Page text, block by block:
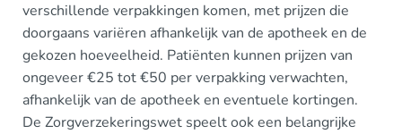
verschillende verpakkingen komen, met prijzen die
doorgaans variëren afhankelijk van de apotheek en de
gekozen hoeveelheid. Patiënten kunnen prijzen van
ongeveer €25 tot €50 per verpakking verwachten,
afhankelijk van de apotheek en eventuele kortingen.
De Zorgverzekeringswet speelt ook een belangrijke